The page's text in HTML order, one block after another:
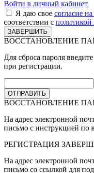
Войти в личный кабинет
Я даю свое согласие
соответствии с политикой
ВОССТАНОВЛЕНИЕ
Для сброса пароля
при регистрации.
ВОССТАНОВЛЕНИЕ
На адрес электронной
письмо с инструкцией по
РЕГИСТРАЦИЯ
На адрес электронной
письмо со ссылкой для